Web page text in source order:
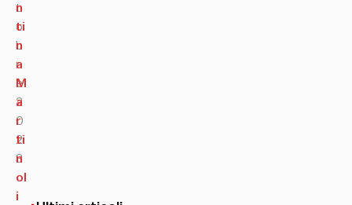
t
o
b
r
e
2
0
2
3
n
ti
n
a
M
a
r
ti
n
ol
i